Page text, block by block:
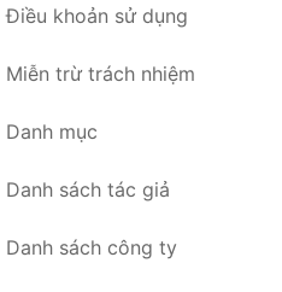
Điều khoản sử dụng
Miễn trừ trách nhiệm
Danh mục
Danh sách tác giả
Danh sách công ty